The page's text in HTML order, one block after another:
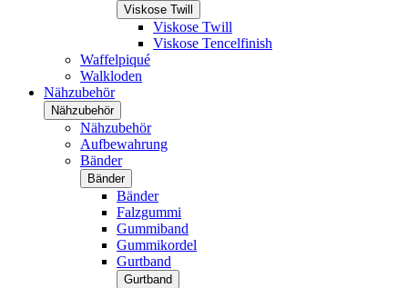
Viskose Twill
Viskose Twill
Viskose Tencelfinish
Waffelpiqué
Walkloden
Nähzubehör
Nähzubehör
Nähzubehör
Aufbewahrung
Bänder
Bänder
Bänder
Falzgummi
Gummiband
Gummikordel
Gurtband
Gurtband